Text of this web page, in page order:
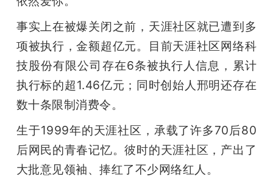
事实上在被爆关闭之前，天涯社区就已遭到多
项被执行，金额超亿元。目前天涯社区网络科
技股份有限公司存在6条被执行人信息，累计
执行标的超1.46亿元；同时创始人邢明还存在
数十条限制消费令。
生于1999年的天涯社区，承载了许多70后80
后网民的青春记忆。彼时的天涯社区，产出了
大批意见领袖、捧红了不少网络红人。